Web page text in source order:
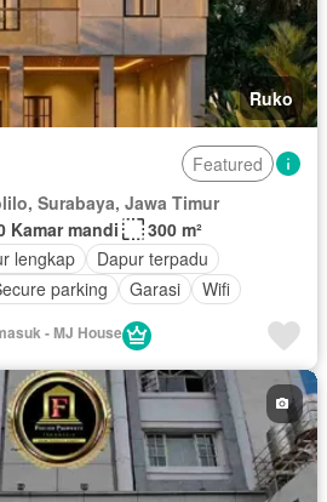
Ruko
Featured
Surabaya, Jawa Timur
Kamar mandi
300 m²
lengkap
Dapur terpadu
parking Garasi
Wifi
- MJ House